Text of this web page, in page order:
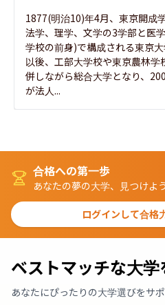
1877(明治10)年4月、東京開成
法学、理学、文学の3学部と医
学校の前身)で構成される東京大
以後、工部大学校や東京農林
併しながら総合大学となり、
が法人...
合格への第一歩
あなたの夢の大学、見つけよ
ログインして合格
ベストマッチな大学
あなたにぴったりの大学選びをサ